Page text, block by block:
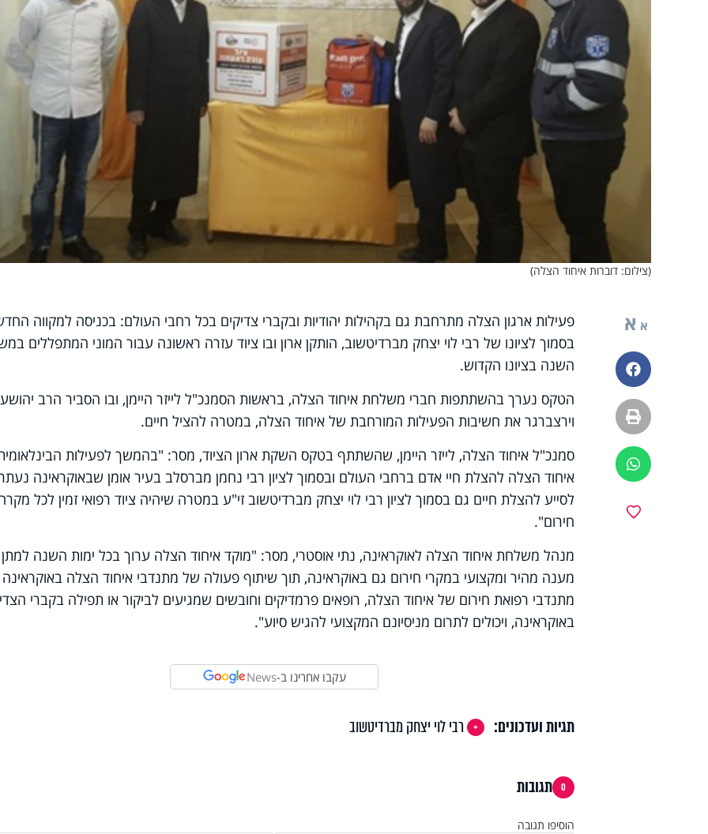
(צילום: דוברות איחוד הצלה)
א א
פייסבוק
הדפסה
ווטסאפ
פעילות ארגון הצלה מתרחבת גם בקהילות יהודיות ובקברי צדיקים בכל רחבי העולם: בכניסה למקווה
בסמוך לציונו של רבי לוי יצחק מברדיטשוב, הותקן ארון ובו ציוד עזרה ראשונה עבור המוני המתפללים
השנה בציונו הקדוש.
הטקס נערך בהשתתפות חברי משלחת איחוד הצלה, בראשות הסמנכ"ל לייזר היימן, ובו הסביר הרב יהושע
וירצברגר את חשיבות הפעילות המורחבת של איחוד הצלה, במטרה להציל חיים.
סמנכ"ל איחוד הצלה, לייזר היימן, שהשתתף בטקס השקת ארון הציוד, מסר: "בהמשך לפעילות
איחוד הצלה להצלת חיי אדם ברחבי העולם ובסמוך לציון רבי נחמן מברסלב בעיר אומן שבאוקראינה
לסייע להצלת חיים גם בסמוך לציון רבי לוי יצחק מברדיטשוב זי"ע במטרה שיהיה ציוד רפואי זמין לכל
חירום".
מנהל משלחת איחוד הצלה לאוקראינה, נתי אוסטרי, מסר: "מוקד איחוד הצלה ערוך בכל ימות השנה למתן
מענה מהיר ומקצועי במקרי חירום גם באוקראינה, תוך שיתוף פעולה של מתנדבי איחוד הצלה
מתנדבי רפואת חירום של איחוד הצלה, רופאים פרמדיקים וחובשים שמגיעים לביקור או תפילה בקברי
באוקראינה, ויכולים לתרום מניסיונם המקצועי להגיש סיוע".
עקבו אחרינו ב-News
תגיות ועדכונים: רבי לוי יצחק מברדיטשוב
0 תגובות
הוסיפו תגובה